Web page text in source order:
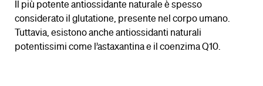
Il più potente antiossidante naturale è spesso
considerato il glutatione, presente nel corpo umano.
Tuttavia, esistono anche antiossidanti naturali
potentissimi come l’astaxantina e il coenzima Q10.